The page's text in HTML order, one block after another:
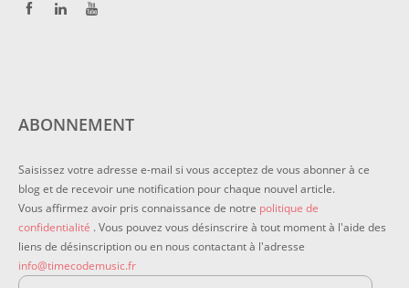
ABONNEMENT
Saisissez votre adresse e-mail si vous acceptez de vous abonner à ce
blog et de recevoir une notification pour chaque nouvel article.
Vous affirmez avoir pris connaissance de notre politique de
confidentialité . Vous pouvez vous désinscrire à tout moment à l'aide des
liens de désinscription ou en nous contactant à l'adresse
info@timecodemusic.fr